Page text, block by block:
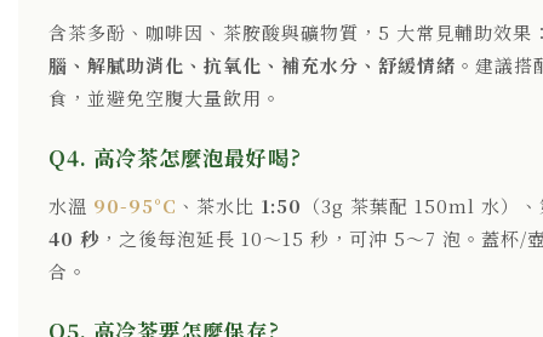
含茶多酚、咖啡因、茶胺酸與礦物質，5 大常見輔助效果
腦、解膩助消化、抗氧化、補充水分、舒緩情緒 。建議搭
食，並避免空腹大量飲用。
Q4. 高冷茶怎麼泡最好喝?
水溫 90-95°C 、茶水比 1:50 （3g 茶葉配 150ml 水）
40 秒 ，之後每泡延長 10～15 秒，可沖 5～7 泡。蓋杯/
合。
Q5. 高冷茶要怎麼保存?